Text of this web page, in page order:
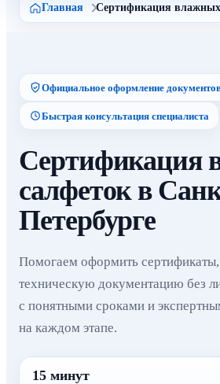
Главная Сертификация
Официальное оформление
Быстрая консультация специалиста
Сертификация
салфеток в
Петербурге
Помогаем оформить
техническую документацию без
с понятными сроками и
на каждом этапе.
15 минут